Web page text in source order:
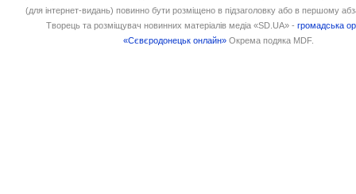
(для інтернет-видань) повинно бути розміщено в підзаголовку або в першому
Творець та розміщувач новинних матеріалів медіа «SD.UA» -громадська
«Сєвєродонецьк онлайн» Окрема подяка MDF.